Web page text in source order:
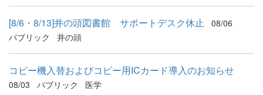
[8/6・8/13]井の頭図書館 サポートデスク休止
08/06
パブリック
井の頭
コピー機入替およびコピー用ICカード導入のお知らせ
08/03 パブリック 医学